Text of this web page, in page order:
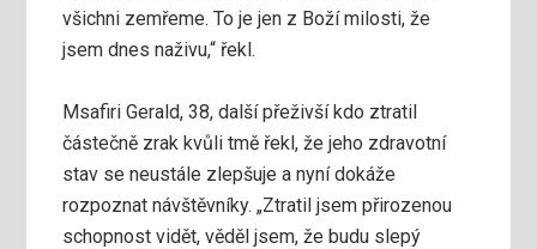
všichni zemřeme. To je jen z Boží milosti, že
jsem dnes naživu,“ řekl.
Msafiri Gerald, 38, další přeživší kdo ztratil
částečně zrak kvůli tmě řekl, že jeho zdravotní
stav se neustále zlepšuje a nyní dokáže
rozpoznat návštěvníky. „Ztratil jsem přirozenou
schopnost vidět, věděl jsem, že budu slepý